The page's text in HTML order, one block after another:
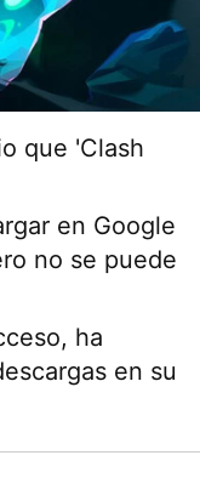
que 'Clash
en Google
no se puede
ha
en su